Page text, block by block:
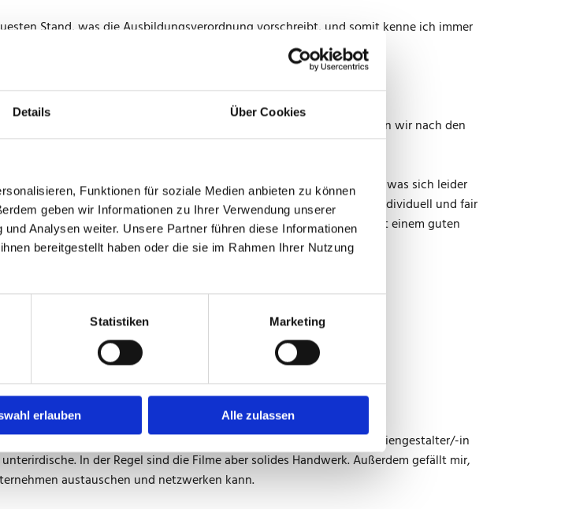
Details Über Cookies
Funktionen für soziale Medien anbieten zu können
geben wir Informationen zu Ihrer Verwendung unserer
Analysen weiter. Unsere Partner führen diese Informationen
bereitgestellt haben oder die sie im Rahmen Ihrer Nutzung
Statistiken Marketing
erlauben Alle zulassen
Stand, was die Ausbildungsverordnung vorschreibt, und somit kenne ich immer
jungen Auszubildenden weitergeben.
die Prüfungsfragen noch selbst entwickelt. Inzwischen gehen wir nach den
enorme Zeitersparnis.
verändert, häufig erlebe ich weniger gut vorbereitete Prüflinge, was sich leider
und dennoch ist mein Anspruch jede einzelne Prüfung individuell und fair
ermöglichen. Ich freue mich, über jeden der die Prüfung mit einem guten
dachten, das Gegenteil ist der Fall.
nicht nur Prüfer, sondern auch Psychologe.
werden müssen (Anmerkung der Redaktion: Haßler prüft Mediengestalter/-in
In der Regel sind die Filme aber solides Handwerk. Außerdem gefällt mir,
austauschen und netzwerken kann.